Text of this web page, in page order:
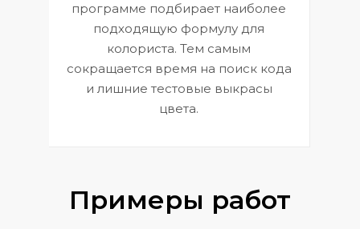
программе подбирает наиболее
подходящую формулу для
колориста. Тем самым
сокращается время на поиск кода
и лишние тестовые выкрасы
цвета.
Примеры работ